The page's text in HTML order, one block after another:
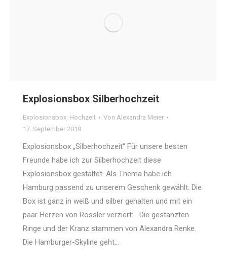
Explosionsbox Silberhochzeit
Explosionsbox, Hochzeit Von Alexandra Meier
17. September 2019
Explosionsbox „Silberhochzeit“ Für unsere besten
Freunde habe ich zur Silberhochzeit diese
Explosionsbox gestaltet. Als Thema habe ich
Hamburg passend zu unserem Geschenk gewählt. Die
Box ist ganz in weiß und silber gehalten und mit ein
paar Herzen von Rössler verziert: Die gestanzten
Ringe und der Kranz stammen von Alexandra Renke.
Die Hamburger-Skyline geht…